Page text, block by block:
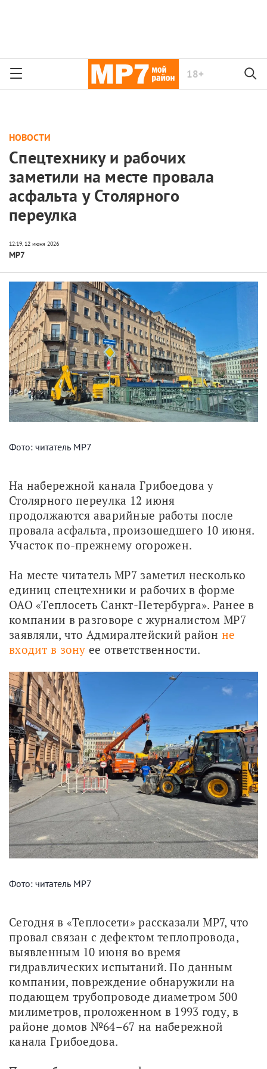
18+
НОВОСТИ
Спецтехнику и рабочих
заметили на месте провала
асфальта у Столярного
переулка
МР7
Фото: читатель МР7
На набережной канала Грибоедова у
Столярного переулка 12 июня
продолжаются аварийные работы после
провала асфальта, произошедшего 10 июня.
Участок по-прежнему огорожен.
На месте читатель МР7 заметил несколько
единиц спецтехники и рабочих в форме
ОАО «Теплосеть Санкт-Петербурга». Ранее в
компании в разговоре с журналистом МР7
заявляли, что Адмиралтейский район не
входит в зону ее ответственности.
Фото: читатель МР7
Сегодня в «Теплосети» рассказали МР7, что
провал связан с дефектом теплопровода,
выявленным 10 июня во время
гидравлических испытаний. По данным
компании, повреждение обнаружили на
подающем трубопроводе диаметром 500
милиметров, проложенном в 1993 году, в
районе домов №64–67 на набережной
канала Грибоедова.